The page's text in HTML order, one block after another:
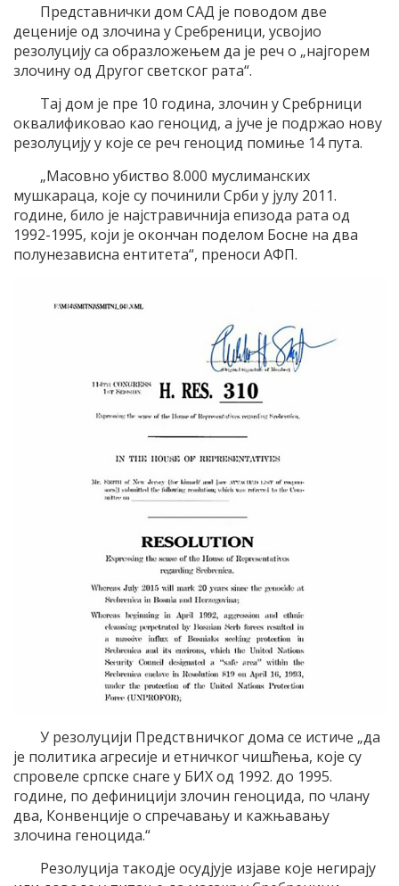
Представнички дом САД је поводом две
деценије од злочина у Сребреници, усвојио
резолуцију са образложењем да је реч о „најгорем
злочину од Другог светског рата“.
Тај дом је пре 10 година, злочин у Сребрници
оквалификовао као геноцид, а јуче је подржао нову
резолуцију у које се реч геноцид помиње 14 пута.
„Масовно убиство 8.000 муслиманских
мушкараца, које су починили Срби у јулу 2011.
године, било је најстравичнија епизода рата од
1992-1995, који је окончан поделом Босне на два
полунезависна ентитета“, преноси АФП.
У резолуцији Предствничког дома се истиче „да
је политика агресије и етничког чишћења, које су
спровеле српске снаге у БИХ од 1992. до 1995.
године, по дефиницији злочин геноцида, по члану
два, Конвенције о спречавању и кажњавању
злочина геноцида.“
Резолуција такодје осудјује изјаве које негирају